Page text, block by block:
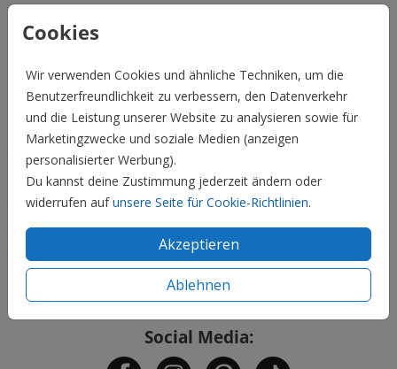
Cookies
Wir verwenden Cookies und ähnliche Techniken, um die
Benutzerfreundlichkeit zu verbessern, den Datenverkehr
und die Leistung unserer Website zu analysieren sowie für
Marketingzwecke und soziale Medien (anzeigen
personalisierter Werbung).
Du kannst deine Zustimmung jederzeit ändern oder
widerrufen aufunsere Seite für Cookie-Richtlinien.
Akzeptieren
Ablehnen
BESCHREIBUNG
Preis:0,45 € für 1
Hochzeit
Familie & Feiertage
Informationen
Social Media: